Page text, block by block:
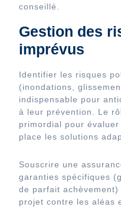
conseillé.
Gestion des
imprévus
Identifier les risques
(inondations,
indispensable pour
à leur prévention. Le
primordial pour
place les solutions
Souscrire une
garanties spécifiques
de parfait
projet contre les aléas